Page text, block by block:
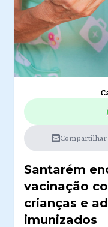
Compartilhar
Santarém
vacinação
crianças e
imunizados